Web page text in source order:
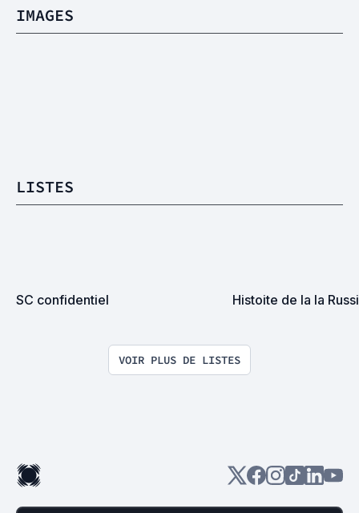
IMAGES
LISTES
SC confidentiel Histoite de la la
VOIR PLUS DE LISTES